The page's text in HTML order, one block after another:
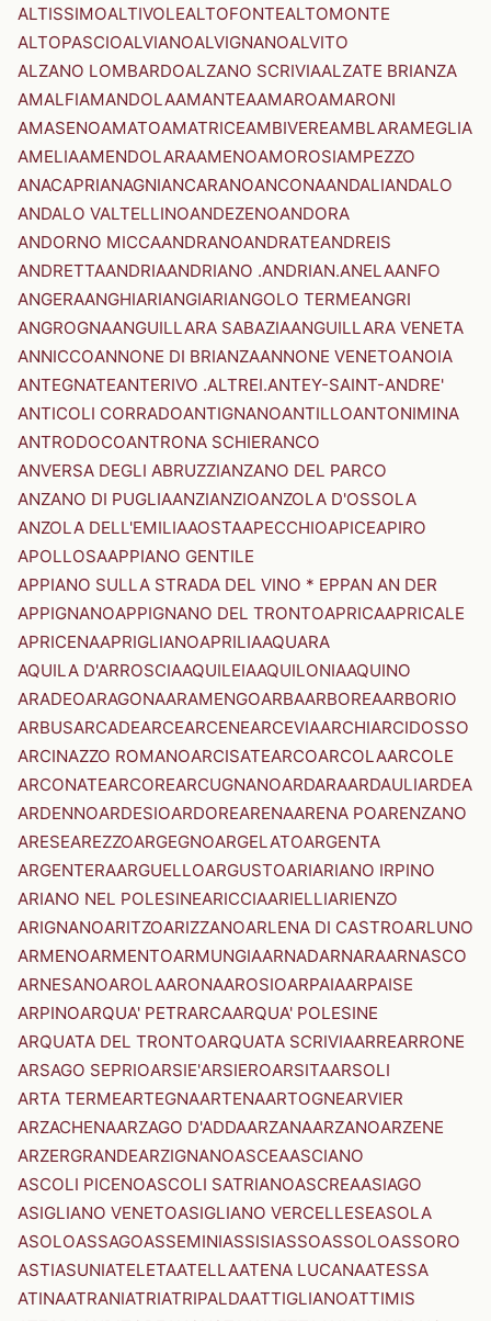
ALTISSIMOALTIVOLEALTOFONTEALTOMONTE
ALTOPASCIOALVIANOALVIGNANOALVITO
ALZANO LOMBARDOALZANO SCRIVIAALZATE BRIANZA
AMALFIAMANDOLAAMANTEAAMAROAMARONI
AMASENOAMATOAMATRICEAMBIVEREAMBLARAMEGLIA
AMELIAAMENDOLARAAMENOAMOROSIAMPEZZO
ANACAPRIANAGNIANCARANOANCONAANDALIANDALO
ANDALO VALTELLINOANDEZENOANDORA
ANDORNO MICCAANDRANOANDRATEANDREIS
ANDRETTAANDRIAANDRIANO .ANDRIAN.ANELAANFO
ANGERAANGHIARIANGIARIANGOLO TERMEANGRI
ANGROGNAANGUILLARA SABAZIAANGUILLARA VENETA
ANNICCOANNONE DI BRIANZAANNONE VENETOANOIA
ANTEGNATEANTERIVO .ALTREI.ANTEY-SAINT-ANDRE'
ANTICOLI CORRADOANTIGNANOANTILLOANTONIMINA
ANTRODOCOANTRONA SCHIERANCO
ANVERSA DEGLI ABRUZZIANZANO DEL PARCO
ANZANO DI PUGLIAANZIANZIOANZOLA D'OSSOLA
ANZOLA DELL'EMILIAAOSTAAPECCHIOAPICEAPIRO
APOLLOSAAPPIANO GENTILE
APPIANO SULLA STRADA DEL VINO * EPPAN AN DER
APPIGNANOAPPIGNANO DEL TRONTOAPRICAAPRICALE
APRICENAAPRIGLIANOAPRILIAAQUARA
AQUILA D'ARROSCIAAQUILEIAAQUILONIAAQUINO
ARADEOARAGONAARAMENGOARBAARBOREAARBORIO
ARBUSARCADEARCEARCENEARCEVIAARCHIARCIDOSSO
ARCINAZZO ROMANOARCISATEARCOARCOLAARCOLE
ARCONATEARCOREARCUGNANOARDARAARDAULIARDEA
ARDENNOARDESIOARDOREARENAARENA POARENZANO
ARESEAREZZOARGEGNOARGELATOARGENTA
ARGENTERAARGUELLOARGUSTOARIARIANO IRPINO
ARIANO NEL POLESINEARICCIAARIELLIARIENZO
ARIGNANOARITZOARIZZANOARLENA DI CASTROARLUNO
ARMENOARMENTOARMUNGIAARNADARNARAARNASCO
ARNESANOAROLAARONAAROSIOARPAIAARPAISE
ARPINOARQUA' PETRARCAARQUA' POLESINE
ARQUATA DEL TRONTOARQUATA SCRIVIAARREARRONE
ARSAGO SEPRIOARSIE'ARSIEROARSITAARSOLI
ARTA TERMEARTEGNAARTENAARTOGNEARVIER
ARZACHENAARZAGO D'ADDAARZANAARZANOARZENE
ARZERGRANDEARZIGNANOASCEAASCIANO
ASCOLI PICENOASCOLI SATRIANOASCREAASIAGO
ASIGLIANO VENETOASIGLIANO VERCELLESEASOLA
ASOLOASSAGOASSEMINIASSISIASSOASSOLOASSORO
ASTIASUNIATELETAATELLAATENA LUCANAATESSA
ATINAATRANIATRIATRIPALDAATTIGLIANOATTIMIS